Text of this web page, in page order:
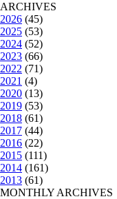
ARCHIVES
2026 (45)
2025 (53)
2024 (52)
2023 (66)
2022 (71)
2021 (4)
2020 (13)
2019 (53)
2018 (61)
2017 (44)
2016 (22)
2015 (111)
2014 (161)
2013 (61)
MONTHLY ARCHIVES